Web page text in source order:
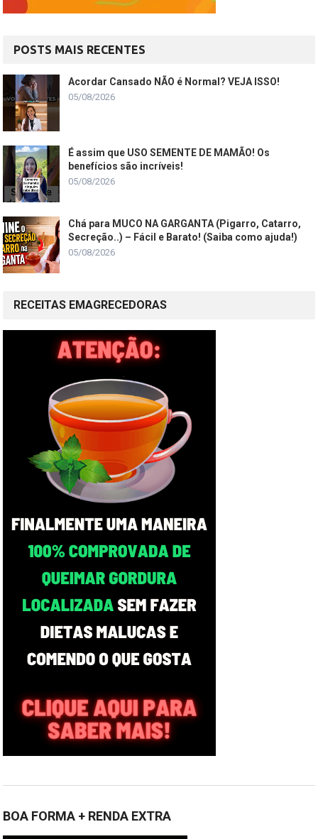
POSTS MAIS RECENTES
Acordar Cansado NÃO é Normal? VEJA ISSO!
05/08/2026
É assim que USO SEMENTE DE MAMÃO! Os
benefícios são incríveis!
05/08/2026
Chá para MUCO NA GARGANTA (Pigarro, Catarro,
Secreção..) – Fácil e Barato! (Saiba como ajuda!)
05/08/2026
RECEITAS EMAGRECEDORAS
BOA FORMA + RENDA EXTRA